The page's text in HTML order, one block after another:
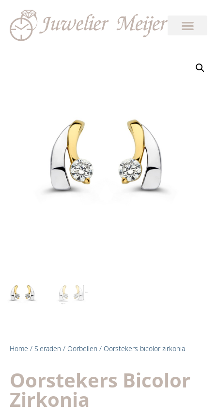
Home / Sieraden / Oorbellen / Oorstekers bicolor zirkonia
Oorstekers Bicolor
Zirkonia